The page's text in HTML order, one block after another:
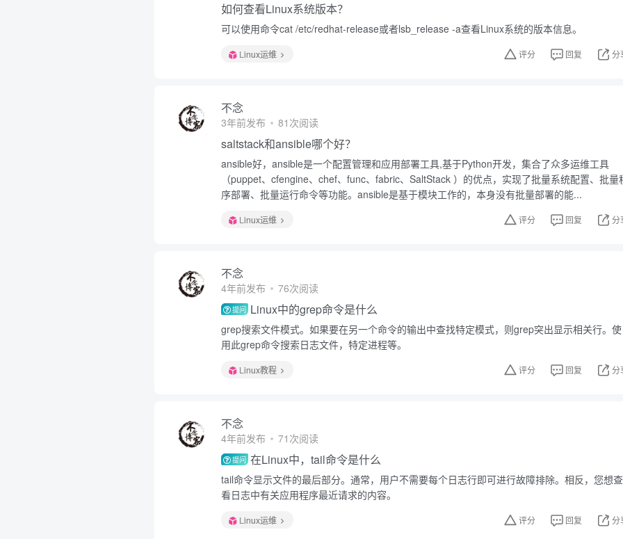
如何查看Linux系统版本？
可以使用命令cat /etc/redhat-release或者lsb_release -a查看Linux系统的版本信息。
Linux运维 评分 回复 分
不念
3年前发布 81次阅读
saltstack和ansible哪个好？
ansible好，ansible是一个配置管理和应用部署工具,基于Python开发，集合了众多运维工具
（puppet、cfengine、chef、func、fabric、SaltStack ）的优点，实现了批量系统配置、批量
序部署、批量运行命令等功能。ansible是基于模块工作的，本身没有批量部署的能...
Linux运维 评分 回复 分
不念
4年前发布 76次阅读
提问 Linux中的grep命令是什么
grep搜索文件模式。如果要在另一个命令的输出中查找特定模式，则grep突出显示相关行。使
用此grep命令搜索日志文件，特定进程等。
Linux教程 评分 回复 分
不念
4年前发布 71次阅读
提问 在Linux中，tail命令是什么
tail命令显示文件的最后部分。通常，用户不需要每个日志行即可进行故障排除。相反，您想查
看日志中有关应用程序最近请求的内容。
Linux运维 评分 回复 分